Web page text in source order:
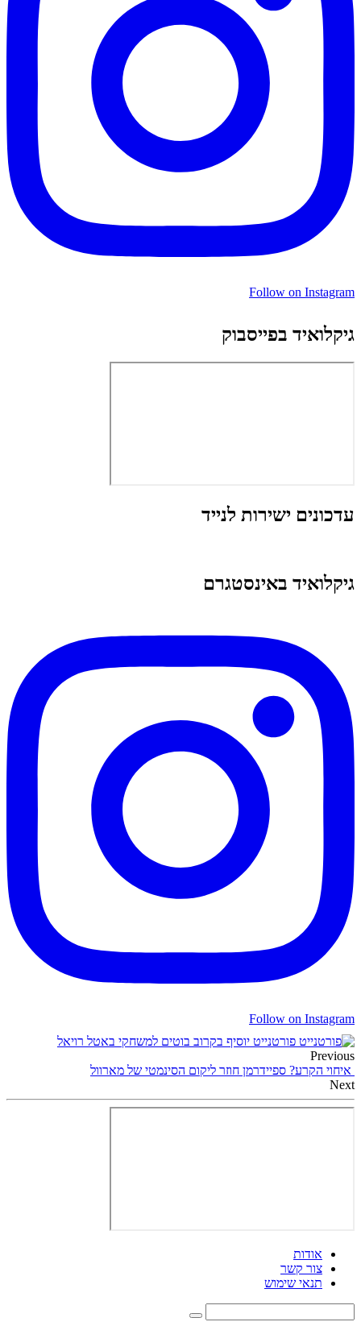
Follow on Instagram
גיקלואיד בפייסבוק
עדכונים ישירות לנייד
גיקלואיד באינסטגרם
Follow on Instagram
פורטנייט יוסיף בקרוב בוטים למשחקי באטל רויאל
Previous
איחוי הקרע? ספיידרמן חוזר ליקום הסינמטי של מארוול
Next
אודות
צור קשר
תנאי שימוש